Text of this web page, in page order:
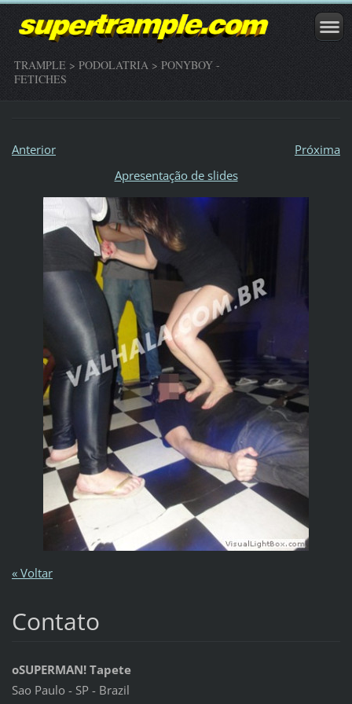
TRAMPLE > PODOLATRIA > PONYBOY -
FETICHES
Anterior
Próxima
Apresentação de slides
« Voltar
Contato
oSUPERMAN! Tapete
Sao Paulo - SP - Brazil